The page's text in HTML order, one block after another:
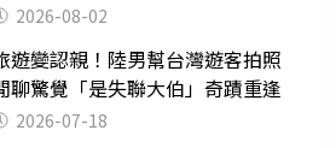
2026-08-02
遊變認親！陸男幫台灣遊客拍照
聊驚覺「是失聯大伯」奇蹟重逢
2026-07-18